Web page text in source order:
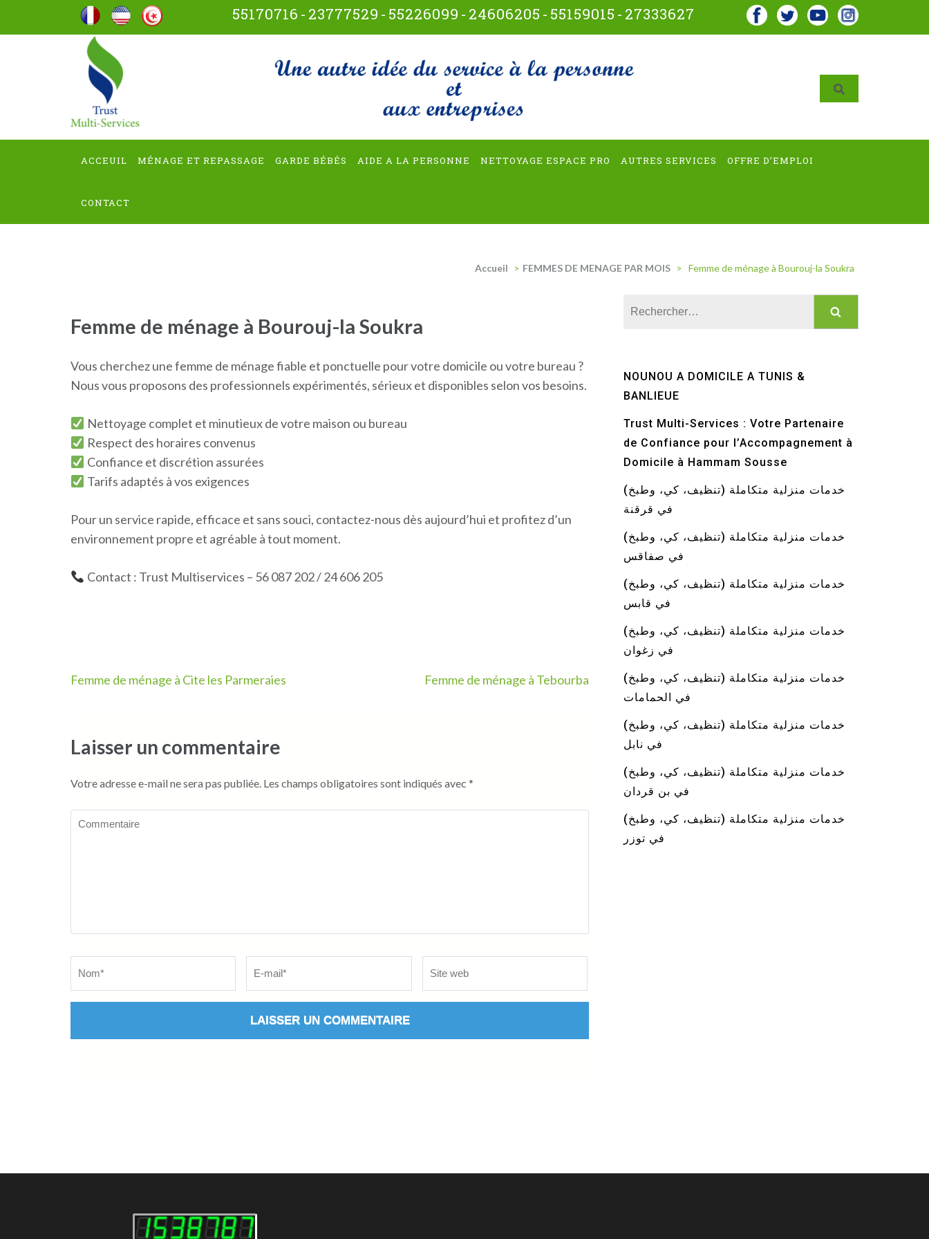
55170716 - 23777529 - 55226099 - 24606205 - 55159015 - 27333627
trust-multiservices
ACCEUIL MÉNAGE ET REPASSAGE GARDE BÉBÉS AIDE A LA PERSONNE NETTOYAGE ESPACE PRO AUTRES SERVICES OFFRE D’EMPLOI
CONTACT
Accueil > FEMMES DE MENAGE PAR MOIS > Femme de ménage à Bourouj-la Soukra
Femme de ménage à Bourouj-la Soukra
Vous cherchez une femme de ménage fiable et ponctuelle pour votre domicile ou votre bureau ?
Nous vous proposons des professionnels expérimentés, sérieux et disponibles selon vos besoins.
Nettoyage complet et minutieux de votre maison ou bureau
Respect des horaires convenus
Confiance et discrétion assurées
Tarifs adaptés à vos exigences
Pour un service rapide, efficace et sans souci, contactez-nous dès aujourd’hui et profitez d’un
environnement propre et agréable à tout moment.
Contact : Trust Multiservices – 56 087 202 / 24 606 205
Navigation
Femme de ménage à Cite les Parmeraies Femme de ménage à Tebourba
Laisser un commentaire
Votre adresse e-mail ne sera pas publiée. Les champs obligatoires sont indiqués avec *
Commentaire
Rechercher :
NOUNOU A DOMICILE A TUNIS &
BANLIEUE
Trust Multi-Services : Votre Partenaire
de Confiance pour l’Accompagnement à
Domicile à Hammam Sousse
خدمات منزلية متكاملة (تنظيف، كي، وطبخ)
في قرقنة
خدمات منزلية متكاملة (تنظيف، كي، وطبخ)
في صفاقس
خدمات منزلية متكاملة (تنظيف، كي، وطبخ)
في قابس
خدمات منزلية متكاملة (تنظيف، كي، وطبخ)
في زغوان
خدمات منزلية متكاملة (تنظيف، كي، وطبخ)
في الحمامات
خدمات منزلية متكاملة (تنظيف، كي، وطبخ)
في نابل
خدمات منزلية متكاملة (تنظيف، كي، وطبخ)
في بن قردان
خدمات منزلية متكاملة (تنظيف، كي، وطبخ)
في توزر